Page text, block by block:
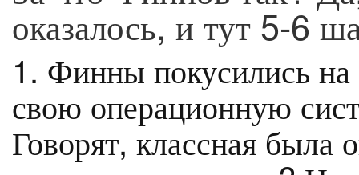
оказалось, и тут 5-6
1. Финны покусились на
свою операционную
Говорят, классная